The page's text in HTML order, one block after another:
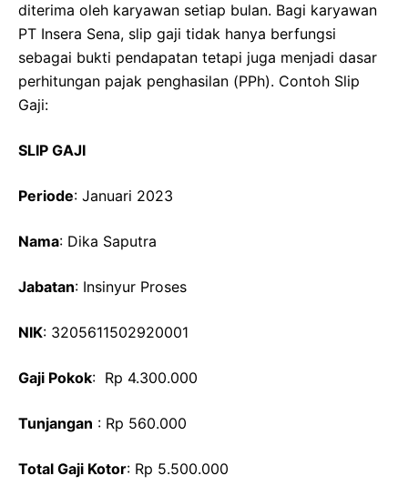
diterima oleh karyawan setiap bulan. Bagi karyawan
PT Insera Sena, slip gaji tidak hanya berfungsi
sebagai bukti pendapatan tetapi juga menjadi dasar
perhitungan pajak penghasilan (PPh). Contoh Slip
Gaji:
SLIP GAJI
Periode: Januari 2023
Nama: Dika Saputra
Jabatan: Insinyur Proses
NIK: 3205611502920001
Gaji Pokok: Rp 4.300.000
Tunjangan : Rp 560.000
Total Gaji Kotor: Rp 5.500.000